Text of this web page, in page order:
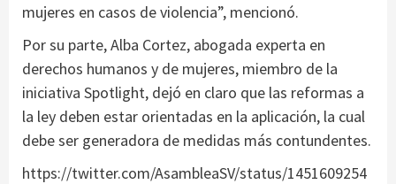
mujeres en casos de violencia”, mencionó.
Por su parte, Alba Cortez, abogada experta en
derechos humanos y de mujeres, miembro de la
iniciativa Spotlight, dejó en claro que las reformas a
la ley deben estar orientadas en la aplicación, la cual
debe ser generadora de medidas más contundentes.
https://twitter.com/AsambleaSV/status/1451609254